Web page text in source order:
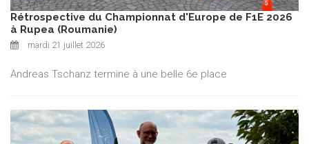
Rétrospective du Championnat d'Europe de F1E 2026
à Rupea (Roumanie)
mardi 21 juillet 2026
Andreas Tschanz termine à une belle 6e place